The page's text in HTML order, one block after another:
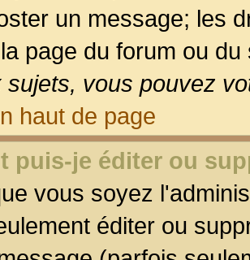
un message; les
page du forum ou
sujets, vous pouvez
haut de page
puis-je éditer ou
vous soyez
éditer ou